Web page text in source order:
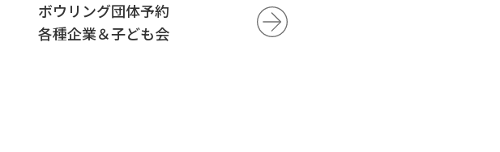
ボウリング団体予約
各種企業＆子ども会